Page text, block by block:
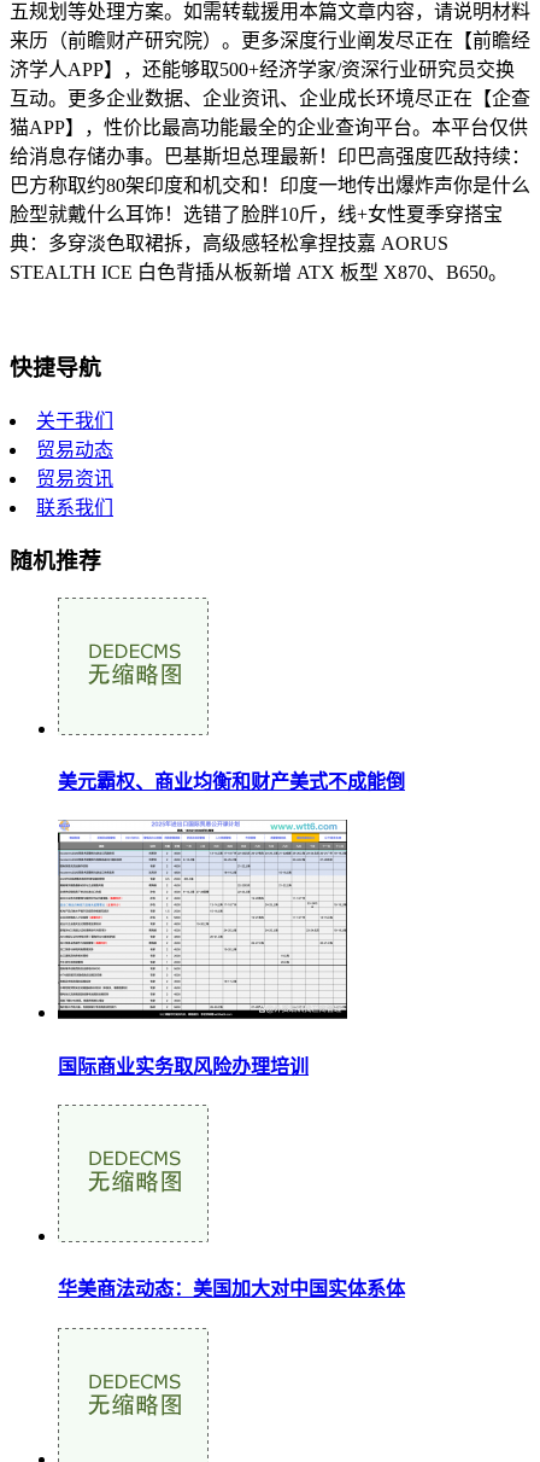
五规划等处理方案。如需转载援用本篇文章内容，请说明材料
来历（前瞻财产研究院）。更多深度行业阐发尽正在【前瞻经
济学人APP】，还能够取500+经济学家/资深行业研究员交换
互动。更多企业数据、企业资讯、企业成长环境尽正在【企查
猫APP】，性价比最高功能最全的企业查询平台。本平台仅供
给消息存储办事。巴基斯坦总理最新！印巴高强度匹敌持续：
巴方称取约80架印度和机交和！印度一地传出爆炸声你是什么
脸型就戴什么耳饰！选错了脸胖10斤，线+女性夏季穿搭宝
典：多穿淡色取裙拆，高级感轻松拿捏技嘉 AORUS
STEALTH ICE 白色背插从板新增 ATX 板型 X870、B650。
快捷导航
关于我们
贸易动态
贸易资讯
联系我们
随机推荐
美元霸权、商业均衡和财产美式不成能倒
国际商业实务取风险办理培训
华美商法动态：美国加大对中国实体系体